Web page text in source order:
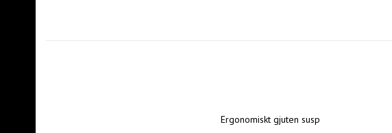
Ergonomiskt gjuten susp